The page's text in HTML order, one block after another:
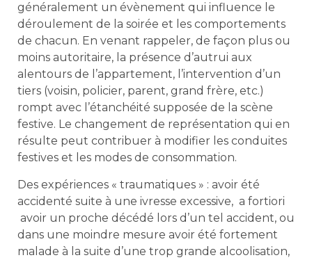
généralement un évènement qui influence le
déroulement de la soirée et les comportements
de chacun. En venant rappeler, de façon plus ou
moins autoritaire, la présence d’autrui aux
alentours de l’appartement, l’intervention d’un
tiers (voisin, policier, parent, grand frère, etc.)
rompt avec l’étanchéité supposée de la scène
festive. Le changement de représentation qui en
résulte peut contribuer à modifier les conduites
festives et les modes de consommation.
Des expériences « traumatiques » : avoir été
accidenté suite à une ivresse excessive, a fortiori
avoir un proche décédé lors d’un tel accident, ou
dans une moindre mesure avoir été fortement
malade à la suite d’une trop grande alcoolisation,